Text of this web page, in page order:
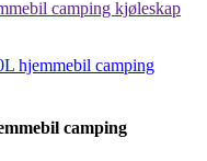
camping